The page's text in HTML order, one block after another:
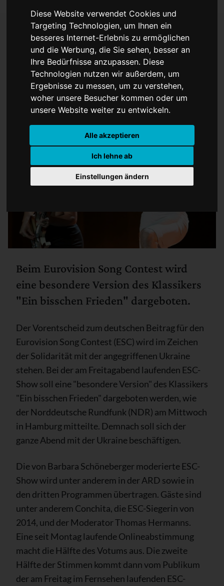
Diese Website verwendet Cookies und
Targeting Technologien, um Ihnen ein
besseres Internet-Erlebnis zu ermöglichen
und die Werbung, die Sie sehen, besser an
Ihre Bedürfnisse anzupassen. Diese
Technologien nutzen wir außerdem, um
Ergebnisse zu messen, um zu verstehen,
woher unsere Besucher kommen oder um
unsere Website weiter zu entwickeln.
Alle akzeptieren
Ich lehne ab
Einstellungen ändern
ESC: Solidarität zur
Ukraine
Beim Eurovision Song Contest wird
eine besondere Version des Klassikers
"Ein bisschen Frieden" dargeboten.
Der Vorentscheid zum deutschen Beitrag für den
Eurovision Song Contest (ESC) wird im Zeichen
der Solidarität mit der angegriffenen Ukraine
stehen. Bei der am Freitagabend laufenden ESC-
Show soll eine "besondere Version" des Klassikers
"Ein bisschen Frieden" dargeboten werden, wie
der Norddeutsche Rundfunk (NDR) am Mittwoch
in Hamburg mitteilte. Demnach soll sich der
ganze Abend mit der Ukraine beschäftigen.
Die von Barbara Schöneberger moderierte ESC-
Show wird unter anderem in der ARD sowie in
den dritten Programmen übertragen. Gäste sind
unter anderem Conchita, die ESC-Siegerin von
2014, und der Moderator Thomas Hermanns.
Eine seit Montag laufende Onlineabstimmung
macht die Hälfte des Votums aus. Die zweite
Hälfte der Stimmen kommt dann vom Publikum
der am Freitag im Fernsehen laufenden ESC-